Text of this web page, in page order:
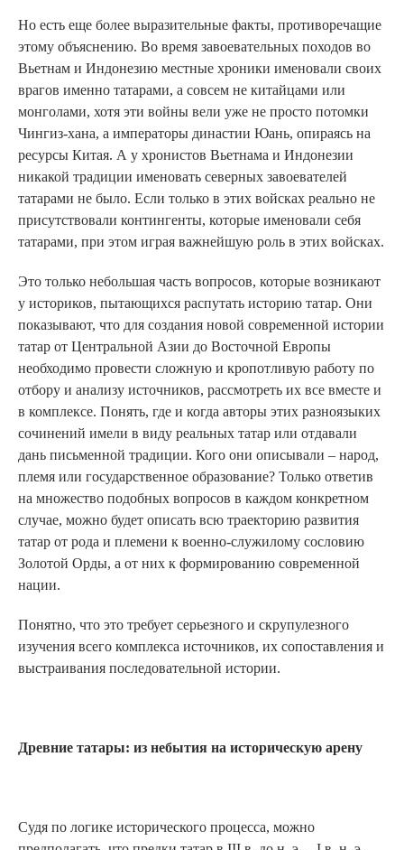
Но есть еще более выразительные факты, противоречащие
этому объяснению. Во время завоевательных походов во
Вьетнам и Индонезию местные хроники именовали своих
врагов именно татарами, а совсем не китайцами или
монголами, хотя эти войны вели уже не просто потомки
Чингиз-хана, а императоры династии Юань, опираясь на
ресурсы Китая. А у хронистов Вьетнама и Индонезии
никакой традиции именовать северных завоевателей
татарами не было. Если только в этих войсках реально не
присутствовали контингенты, которые именовали себя
татарами, при этом играя важнейшую роль в этих войсках.
Это только небольшая часть вопросов, которые возникают
у историков, пытающихся распутать историю татар. Они
показывают, что для создания новой современной истории
татар от Центральной Азии до Восточной Европы
необходимо провести сложную и кропотливую работу по
отбору и анализу источников, рассмотреть их все вместе и
в комплексе. Понять, где и когда авторы этих разноязыких
сочинений имели в виду реальных татар или отдавали
дань письменной традиции. Кого они описывали – народ,
племя или государственное образование? Только ответив
на множество подобных вопросов в каждом конкретном
случае, можно будет описать всю траекторию развития
татар от рода и племени к военно-служилому сословию
Золотой Орды, а от них к формированию современной
нации.
Понятно, что это требует серьезного и скрупулезного
изучения всего комплекса источников, их сопоставления и
выстраивания последовательной истории.
Древние татары: из небытия на историческую арену
Судя по логике исторического процесса, можно